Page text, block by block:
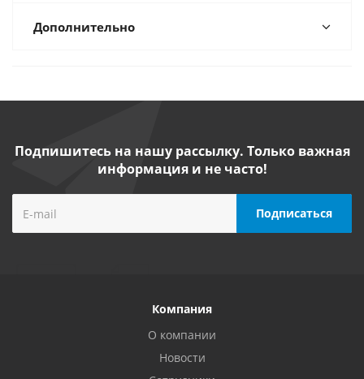
Дополнительно
Подпишитесь на нашу рассылку. Только важная
информация и не часто!
Компания
О компании
Новости